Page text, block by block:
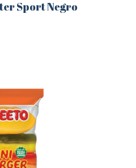
Sport Negro
se
elegir
en
la
página
de
producto